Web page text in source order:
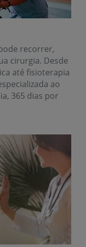
recorrer,
cirurgia. Desde
até fisioterapia
ao
365 dias por